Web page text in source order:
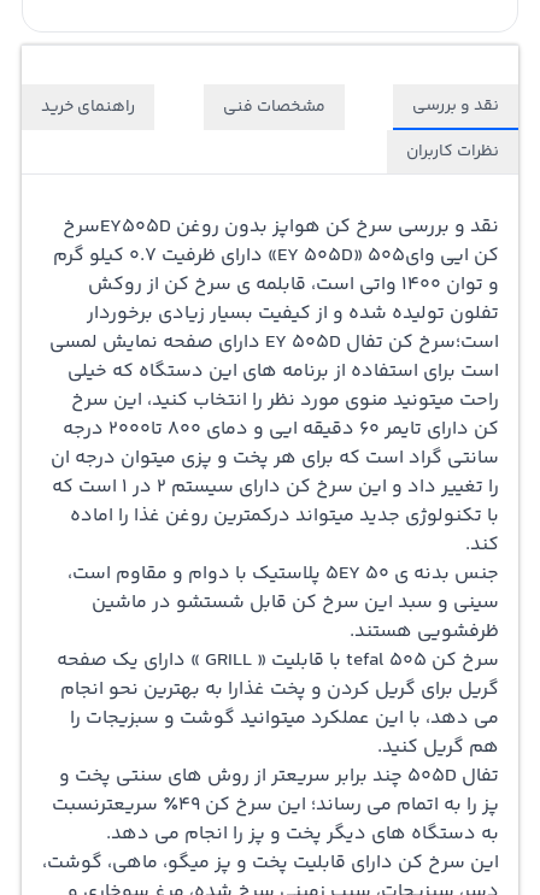
نقد و بررسی مشخصات فنی
راهنمای خرید
نظرات کاربران
نقد و بررسی سرخ کن هواپز بدون روغن EY505D
سرخ
کن ایی وای505 «EY 505D» دارای ظرفیت 0.7 کیلو گرم
و توان 1400 واتی است، قابلمه ی سرخ کن از روکش
تفلون تولیده شده و از کیفیت بسیار زیادی برخوردار
است؛سرخ کن تفال EY 505D دارای صفحه نمایش لمسی
است برای استفاده از برنامه های این دستگاه که خیلی
راحت میتونید منوی مورد نظر را انتخاب کنید، این سرخ
کن دارای تایمر 60 دقیقه ایی و دمای 800 تا2000 درجه
سانتی گراد است که برای هر پخت و پزی میتوان درجه ان
را تغییر داد و این سرخ کن دارای سیستم 2 در 1 است که
با تکنولوژي جدید میتواند درکمترین روغن غذا را اماده
کند.
جنس بدنه ی 5EY 50 پلاستیک با دوام و مقاوم است،
سینی و سبد این سرخ کن قابل شستشو در ماشین
ظرفشویی هستند.
سرخ کن 505 tefal با قابلیت « GRILL » دارای یک صفحه
گریل برای گریل کردن و پخت غذارا به بهترین نحو انجام
می دهد، با این عملکرد میتوانید گوشت و سبزیجات را
هم گریل کنید.
تفال 505D چند برابر سریعتر از روش های سنتی پخت و
پز را به اتمام می رساند؛ این سرخ کن 49٪ سریعترنسبت
به دستگاه های دیگر پخت و پز را انجام می دهد.
این سرخ کن دارای قابلیت پخت و پز میگو، ماهی، گوشت،